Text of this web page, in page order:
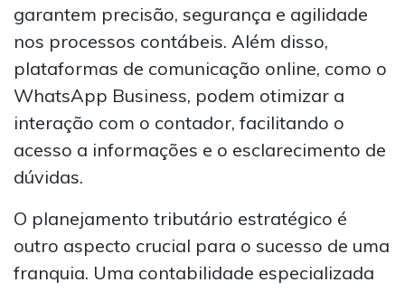
garantem precisão, segurança e agilidade
nos processos contábeis. Além disso,
plataformas de comunicação online, como o
WhatsApp Business, podem otimizar a
interação com o contador, facilitando o
acesso a informações e o esclarecimento de
dúvidas.
O planejamento tributário estratégico é
outro aspecto crucial para o sucesso de uma
franquia. Uma contabilidade especializada